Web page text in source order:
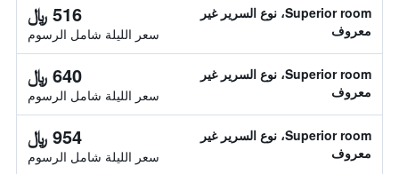
Superior room، نوع السرير غير
معروف
516 ﷼
سعر الليلة شامل الرسوم
Superior room، نوع السرير غير
معروف
640 ﷼
سعر الليلة شامل الرسوم
Superior room، نوع السرير غير
معروف
954 ﷼
سعر الليلة شامل الرسوم